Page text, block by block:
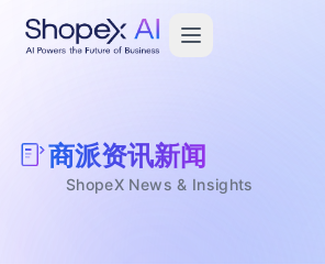
商派资讯新闻
ShopeX News & Insights